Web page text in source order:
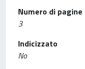
Numero di pagine
3
Indicizzato
No